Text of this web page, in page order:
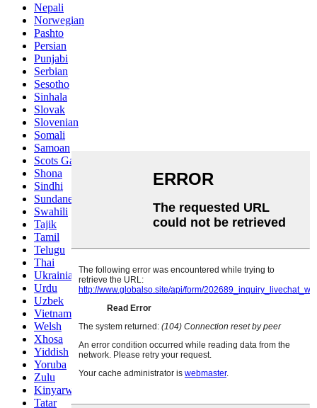
Nepali
Norwegian
Pashto
Persian
Punjabi
Serbian
Sesotho
Sinhala
Slovak
Slovenian
Somali
Samoan
Scots Gaelic
Shona
Sindhi
Sundanese
Swahili
Tajik
Tamil
Telugu
Thai
Ukrainian
Urdu
Uzbek
Vietnamese
Welsh
Xhosa
Yiddish
Yoruba
Zulu
Kinyarwanda
Tatar